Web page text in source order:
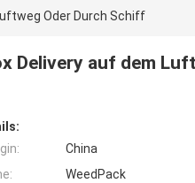
Oder Durch Schiff
Delivery auf dem
China
WeedPack